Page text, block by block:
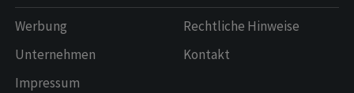
Werbung
Unternehmen
Impressum
Rechtliche Hinweise
Kontakt